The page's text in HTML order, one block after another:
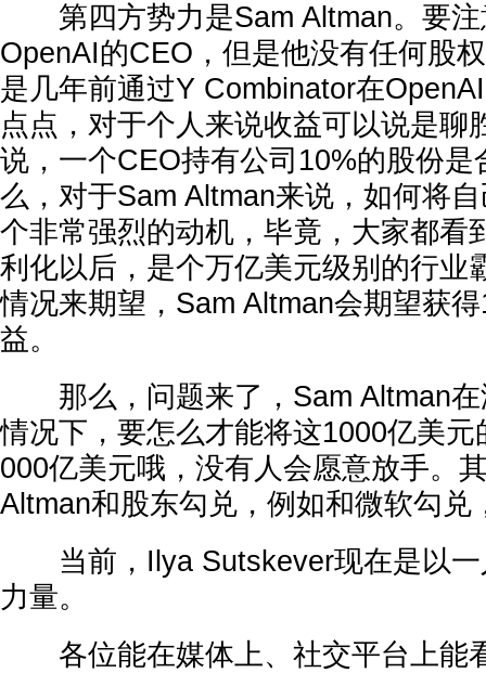
第四方势力是Sam Altman。要注
OpenAI的CEO，但是他没有任何股
是几年前通过Y Combinator在
点点，对于个人来说收益可以说是聊
说，一个CEO持有公司10%的股份是
么，对于Sam Altman来说，如何将
个非常强烈的动机，毕竟，大家都看
利化以后，是个万亿美元级别的行业
情况来期望，Sam Altman会期望获
益。
那么，问题来了，Sam Altman在
情况下，要怎么才能将这1000亿美
000亿美元哦，没有人会愿意放手。
Altman和股东勾兑，例如和微软勾兑
当前，Ilya Sutskever现在是以一
力量。
各位能在媒体上、社交平台上能